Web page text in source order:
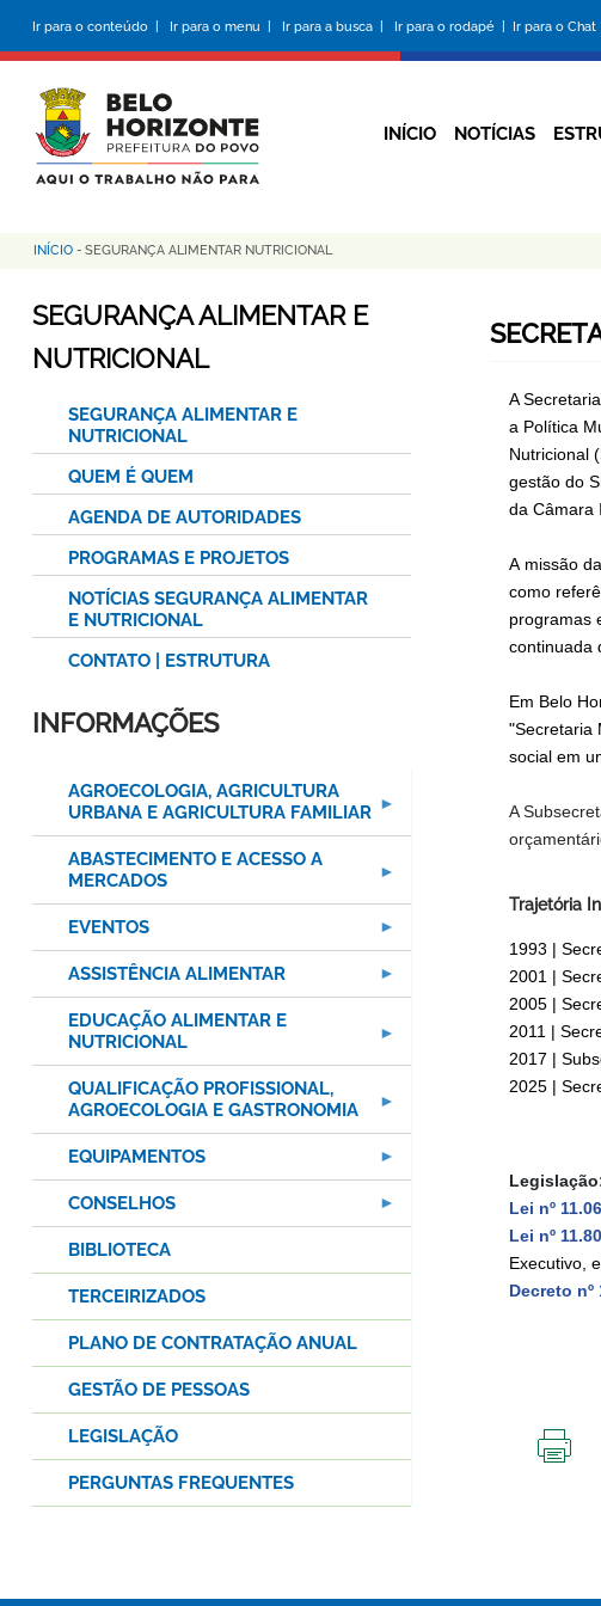
conteúdo
principal
Ir para o conteúdo | Ir para o menu | Ir para a busca | Ir para o rodapé | Ir para o Chat
INÍCIO NOTÍCIAS
Trilha
de
navegação
INÍCIO - SEGURANÇA ALIMENTAR NUTRICIONAL
A
a Política
Nutricional
gestão do
da Câmara
A missão
como
programas
continuada
Em Belo
"Secretaria
social em
A
Trajetória
1993 |
2001 |
2005 |
2011 |
2017 |
2025 |
Lei nº
Lei nº
Executivo,
Decreto nº
SEGURANÇA ALIMENTAR E
NUTRICIONAL
SEGURANÇA ALIMENTAR E
NUTRICIONAL
QUEM É QUEM
AGENDA DE AUTORIDADES
PROGRAMAS E PROJETOS
NOTÍCIAS SEGURANÇA ALIMENTAR
E NUTRICIONAL
CONTATO | ESTRUTURA
INFORMAÇÕES
AGROECOLOGIA, AGRICULTURA
URBANA E AGRICULTURA FAMILIAR
ABASTECIMENTO E ACESSO A
MERCADOS
EVENTOS
ASSISTÊNCIA ALIMENTAR
EDUCAÇÃO ALIMENTAR E
NUTRICIONAL
QUALIFICAÇÃO PROFISSIONAL,
AGROECOLOGIA E GASTRONOMIA
EQUIPAMENTOS
CONSELHOS
BIBLIOTECA
TERCEIRIZADOS
PLANO DE CONTRATAÇÃO ANUAL
GESTÃO DE PESSOAS
LEGISLAÇÃO
PERGUNTAS FREQUENTES